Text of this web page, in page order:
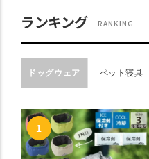
ランキング RANKING
ドッグウェア ペット寝具